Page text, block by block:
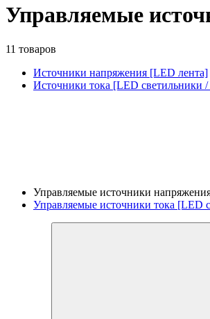
Управляемые
11 товаров
Источники напряжения [LED лента]
Источники тока [LED светильники
Управляемые источники
Управляемые источники тока [LED